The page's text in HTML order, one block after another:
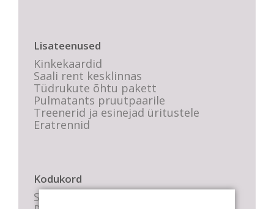
Lisateenused
Kinkekaardid
Saali rent kesklinnas
Tüdrukute õhtu pakett
Pulmatants pruutpaarile
Treenerid ja esinejad üritustele
Eratrennid
Kodukord
Stuudio sisekord